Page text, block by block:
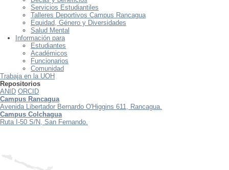
Servicios Estudiantiles
Talleres Deportivos Campus Rancagua
Equidad, Género y Diversidades
Salud Mental
Información para
Estudiantes
Académicos
Funcionarios
Comunidad
Trabaja en la UOH
Repositorios
ANID ORCID
Campus Rancagua
Avenida Libertador Bernardo O'Higgins 611, Rancagua.
Campus Colchagua
Ruta I-50 S/N, San Fernando.